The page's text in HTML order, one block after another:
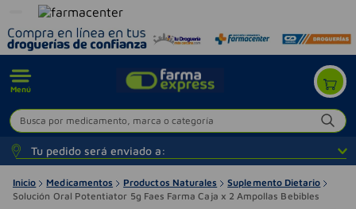
Menú
Busca por medicamento, marca o categoría
Tu pedido será enviado a:
Inicio Medicamentos Productos Naturales
Suplemento Dietario
Solución Oral Potentiator 5g Faes Farma Caja x 2 Ampollas Bebibles